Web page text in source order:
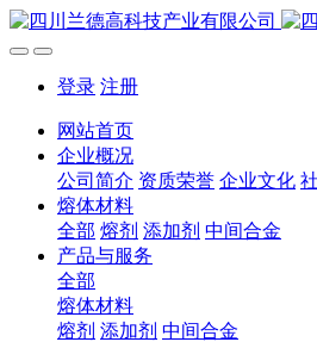
登录 注册
网站首页
企业概况
公司简介 资质荣誉 企业文化
熔体材料
全部 熔剂 添加剂 中间合金
产品与服务
全部
熔体材料
熔剂 添加剂 中间合金